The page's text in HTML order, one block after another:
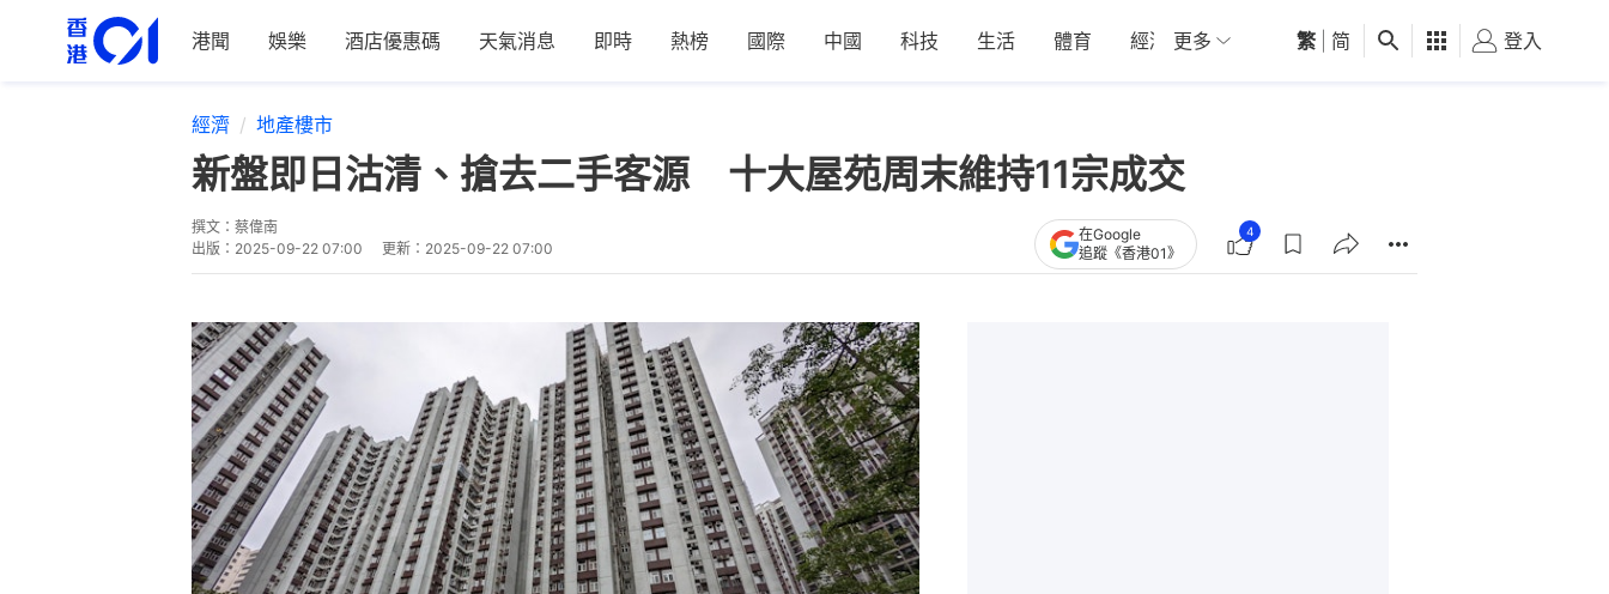
港聞 娛樂 酒店優惠碼 天氣消息 即時 熱榜 國際 中國 科技 生活 體育 經濟 01深圳 觀點 健康 好食玩飛
更多 繁 简 登入
經濟 地產樓市
新盤即日沽清、搶去二手客源 十大屋苑周末維持11宗成交
撰文： 蔡偉南
出版： 2025-09-22 07:00 更新： 2025-09-22 07:00
在Google
追蹤《香港01》
4